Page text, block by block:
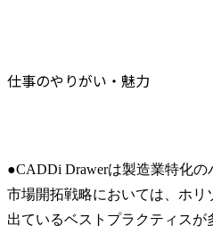
仕事のやりがい・魅力
●CADDi Drawerは製造業特化の
市場開拓戦略においては、ホリ
出ているベストプラクティス